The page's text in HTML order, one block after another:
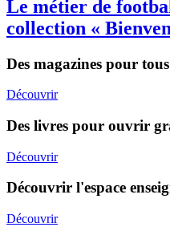
Le métier de
collection «
Des magazines pour
Découvrir
Des livres pour ouvrir
Découvrir
Découvrir l'espace
Découvrir